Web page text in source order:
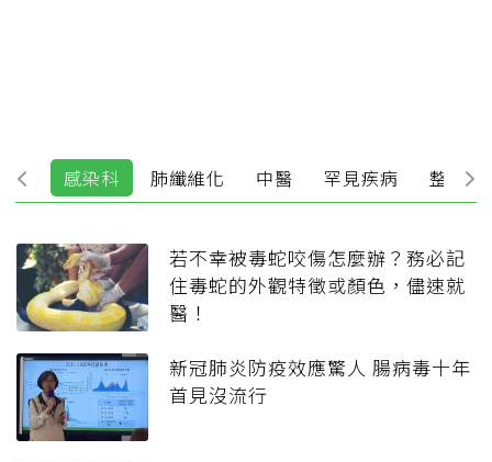
科 感染科 肺纖維化 中醫 罕見疾病 整形美
若不幸被毒蛇咬傷怎麼辦？務必記
住毒蛇的外觀特徵或顏色，儘速就
醫！
新冠肺炎防疫效應驚人 腸病毒十年
首見沒流行